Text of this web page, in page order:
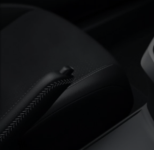
105 300 zł
Corolla Hatchback
HYBRID